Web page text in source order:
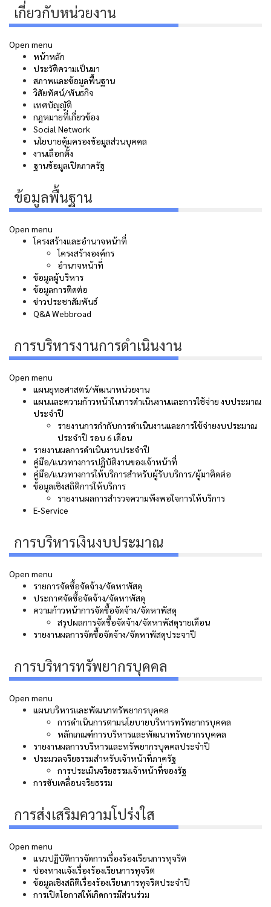
เกี่ยวกับหน่วยงาน
Open menu
หน้าหลัก
ประวัติความเป็นมา
สภาพและข้อมูลพื้นฐาน
วิสัยทัศน์/พันธกิจ
เทศบัญญัติ
กฎหมายที่เกี่ยวข้อง
Social Network
นโยบายคุ้มครองข้อมูลส่วนบุคคล
งานเลือกตั้ง
ฐานข้อมูลเปิดภาครัฐ
ข้อมูลพื้นฐาน
Open menu
โครงสร้างและอำนาจหน้าที่
โครงสร้างองค์กร
อำนาจหน้าที่
ข้อมูลผู้บริหาร
ข้อมูลการติดต่อ
ข่าวประชาสัมพันธ์
Q&A Webbroad
การบริหารงานการดำเนินงาน
Open menu
แผนยุทธศาสตร์/พัฒนาหน่วยงาน
แผนและความก้าวหน้าในการดําเนินงานและการใช้จ่าย งบประมาณ
ประจําปี
รายงานการกำกับการดำเนินงานและการใช้จ่ายงบประมาณ
ประจำปี รอบ 6 เดือน
รายงานผลการดำเนินงานประจำปี
คู่มือ/แนวทางการปฏิบัติงานของเจ้าหน้าที่
คู่มือ/แนวทางการให้บริการสำหรับผู้รับบริการ/ผู้มาติดต่อ
ข้อมูลเชิงสถิติการให้บริการ
รายงานผลการสำรวจความพึงพอใจการให้บริการ
E-Service
การบริหารเงินงบประมาณ
Open menu
รายการจัดซื้อจัดจ้าง/จัดหาพัสดุ
ประกาศจัดซื้อจัดจ้าง/จัดหาพัสดุ
ความก้าวหน้าการจัดซื้อจัดจ้าง/จัดหาพัสดุ
สรุปผลการจัดซื้อจัดจ้าง/จัดหาพัสดุรายเดือน
รายงานผลการจัดซื้อจัดจ้าง/จัดหาพัสดุประจาปี
การบริหารทรัพยากรบุคคล
Open menu
แผนบริหารและพัฒนาทรัพยากรบุคคล
การดำเนินการตามนโยบายบริหารทรัพยากรบุคคล
หลักเกณฑ์การบริหารและพัฒนาทรัพยากรบุคคล
รายงานผลการบริหารและทรัพยากรบุคคลประจำปี
ประมวลจริยธรรมสำหรับเจ้าหน้าที่ภาครัฐ
การประเมินจริยธรรมเจ้าหน้าที่ของรัฐ
การขับเคลื่อนจริยธรรม
การส่งเสริมความโปร่งใส
Open menu
แนวปฏิบัติการจัดการเรื่องร้องเรียนการทุจริต
ช่องทางแจ้งเรื่องร้องเรียนการทุจริต
ข้อมูลเชิงสถิติเรื่องร้องเรียนการทุจริตประจำปี
การเปิดโอกาสให้เกิดการมีส่วนร่วม